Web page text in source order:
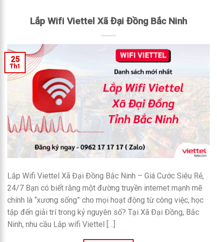
Lắp Wifi Viettel Xã Đại Đồng Bắc Ninh
25
Th1
Lắp Wifi Viettel Xã Đại Đồng Bắc Ninh – Giá Cước Siêu Rẻ,
24/7 Bạn có biết rằng một đường truyền internet mạnh mẽ
chính là “xương sống” cho mọi hoạt động từ công việc, học
tập đến giải trí trong kỷ nguyên số? Tại Xã Đại Đồng, Bắc
Ninh, nhu cầu Lắp wifi Viettel […]